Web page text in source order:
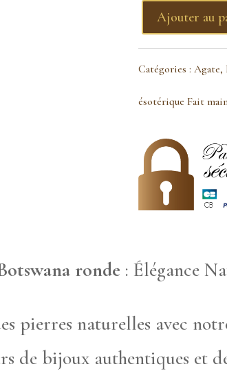
quantité
de
Pendentif
du
Botswana
Ajouter au
Catégories : Agate,
ésotérique Fait
ronde : Élégance
pierres naturelles avec
de bijoux authentiques et